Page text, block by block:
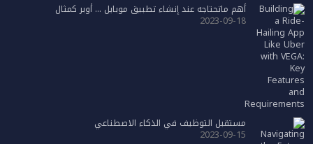
أهم ماتحتاجه عند إنشاء تطبيق موبايل … أوبر كمثال
2023-09-18
مستقبل التوظيف في الذكاء الاصطناعي
2023-09-15